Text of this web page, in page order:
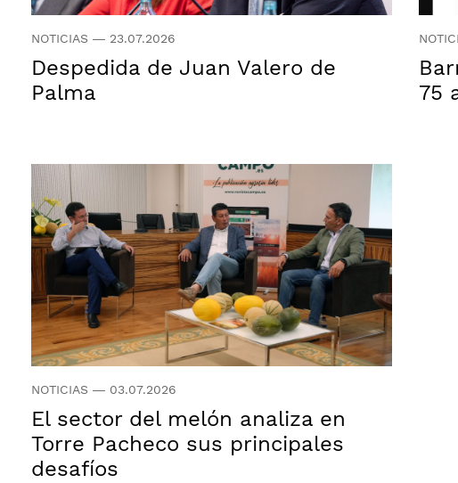
NOTICIAS — 23.07.2026
Despedida de Juan Valero de
Palma
75
NOTICIAS — 03.07.2026
El sector del melón analiza en
Torre Pacheco sus principales
desafíos